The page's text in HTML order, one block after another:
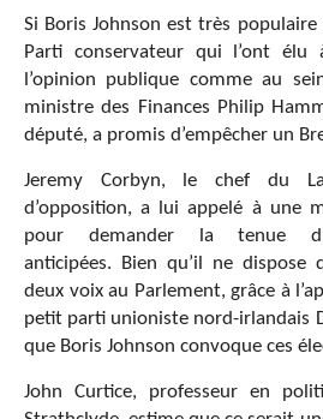
Si Boris Johnson est très
Parti conservateur qui l’ont
l’opinion publique comme au
ministre des Finances Philip
député, a promis d’empêcher un
Jeremy Corbyn, le chef du
d’opposition, a lui appelé à une
pour demander la tenue
anticipées. Bien qu’il ne dispose
deux voix au Parlement, grâce à
petit parti unioniste nord-irlandais
que Boris Johnson convoque ces
John Curtice, professeur en